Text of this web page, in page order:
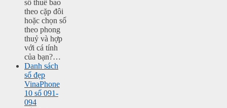
số thuê bao
theo cặp đôi
hoặc chọn số
theo phong
thuỷ và hợp
với cá tính
của bạn?…
Danh sách
số đẹp
VinaPhone
10 số 091-
094